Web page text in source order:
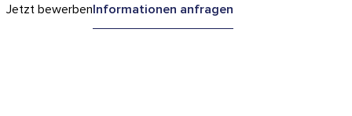
Jetzt bewerbenInformationen anfragen